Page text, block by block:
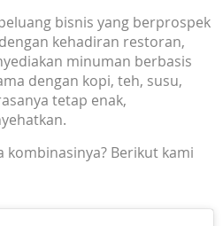
bisnis yang berprospek
kehadiran restoran,
minuman berbasis
dengan kopi, teh, susu,
tetap enak,
kombinasinya? Berikut kami